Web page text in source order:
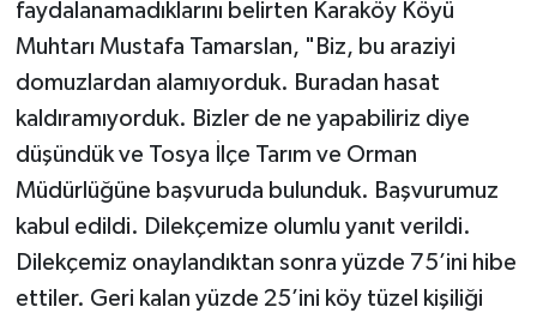
faydalanamadıklarını belirten Karaköy Köyü
Muhtarı Mustafa Tamarslan, "Biz, bu araziyi
domuzlardan alamıyorduk. Buradan hasat
kaldıramıyorduk. Bizler de ne yapabiliriz diye
düşündük ve Tosya İlçe Tarım ve Orman
Müdürlüğüne başvuruda bulunduk. Başvurumuz
kabul edildi. Dilekçemize olumlu yanıt verildi.
Dilekçemiz onaylandıktan sonra yüzde 75’ini hibe
ettiler. Geri kalan yüzde 25’ini köy tüzel kişiliği